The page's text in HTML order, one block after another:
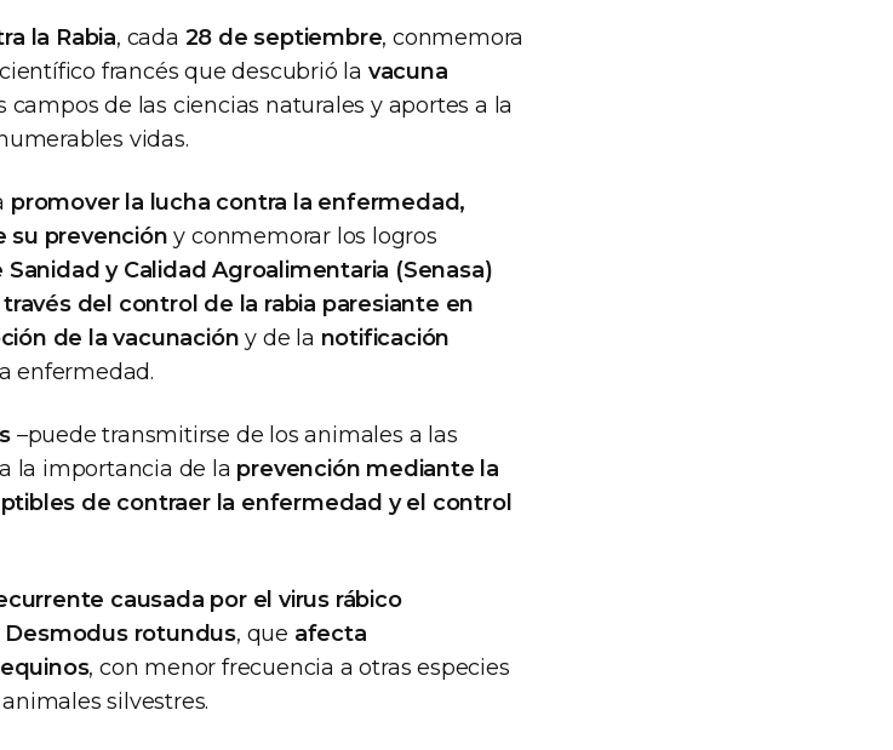
la Rabia, cada 28 de septiembre, conmemora
francés que descubrió la vacuna
campos de las ciencias naturales y aportes a la
vidas.
promover la lucha contra la enfermedad,
su prevención y conmemorar los logros
Sanidad y Calidad Agroalimentaria (Senasa)
del control de la rabia paresiante en
de la vacunación y de la notificación
enfermedad.
–puede transmitirse de los animales a las
la importancia de la prevención mediante la
de contraer la enfermedad y el control
causada por el virus rábico
rotundus, que afecta
equinos, con menor frecuencia a otras especies
silvestres.